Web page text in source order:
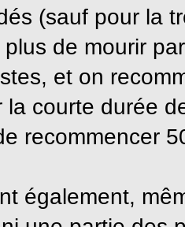
(sauf pour la
plus de mourir
et on
la courte durée
recommencer
également,